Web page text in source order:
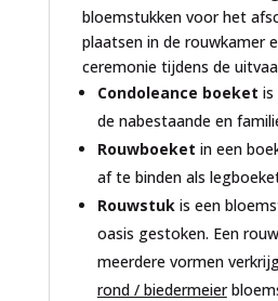
bloemstukken voor het
plaatsen in de rouwkamer
ceremonie tijdens de
Condoleance boeket is
de nabestaande en
Rouwboeket in een
af te binden als
Rouwstukis een
oasis gestoken. Een
meerdere vormen
rond / biedermeier